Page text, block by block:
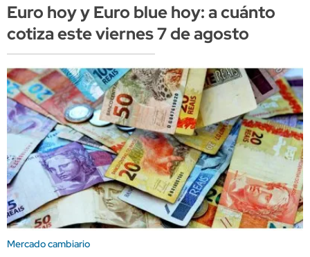
Euro hoy y Euro blue hoy: a cuánto
cotiza este viernes 7 de agosto
Mercado cambiario